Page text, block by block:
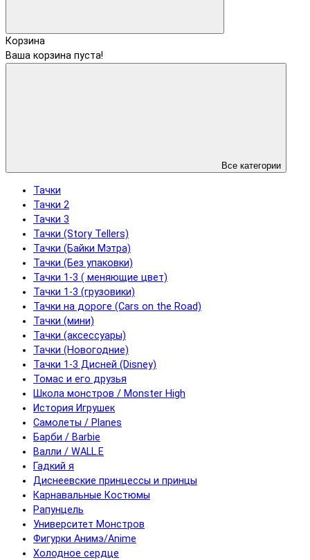
Корзина
Ваша корзина пуста!
Все категории
Тачки
Тачки 2
Тачки 3
Тачки (Story Tellers)
Тачки (Байки Мэтра)
Тачки (Без упаковки)
Тачки 1-3 ( меняющие цвет)
Тачки 1-3 (грузовики)
Тачки на дороге (Cars on the Road)
Тачки (мини)
Тачки (аксессуары)
Тачки (Новогодние)
Тачки 1-3 Дисней (Disney)
Томас и его друзья
Школа монстров / Monster High
История Игрушек
Самолеты / Planes
Барби / Barbie
Валли / WALL.E
Гадкий я
Диснеевские принцессы и принцы
Карнавальные Костюмы
Рапунцель
Университет Монстров
Фигурки Анимэ/Anime
Холодное сердце